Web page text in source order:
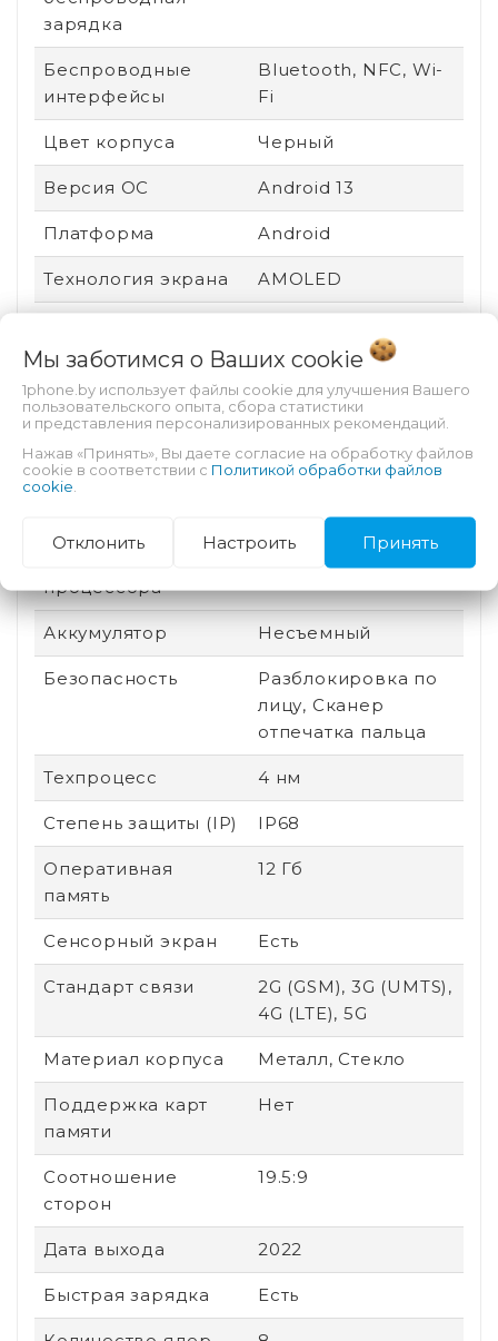
зарядка
Беспроводные
интерфейсы
Bluetooth, NFC, Wi-
Fi
Цвет корпуса Черный
Версия ОС Android 13
Платформа Android
Технология экрана AMOLED
Ударопрочный
корпус
Нет
влагозащита
Gorilla Glass Victus
процессора
Аккумулятор Несъемный
Безопасность
Разблокировка по
лицу, Сканер
отпечатка пальца
Техпроцесс 4 нм
Степень защиты (IP) IP68
Оперативная
память
12 Гб
Сенсорный экран Есть
Стандарт связи
2G (GSM), 3G (UMTS),
4G (LTE), 5G
Материал корпуса Металл, Стекло
Поддержка карт
памяти
Нет
Соотношение
сторон
19.5:9
Дата выхода 2022
Быстрая зарядка Есть
Мы заботимся о Ваших cookie
1phone.by использует файлы cookie для улучшения Вашего
пользовательского опыта, сбора статистики
и представления персонализированных рекомендаций.
Нажав «Принять», Вы даете согласие на обработку файлов
cookie в соответствии с Политикой обработки файлов
cookie
Отклонить Настроить Принять